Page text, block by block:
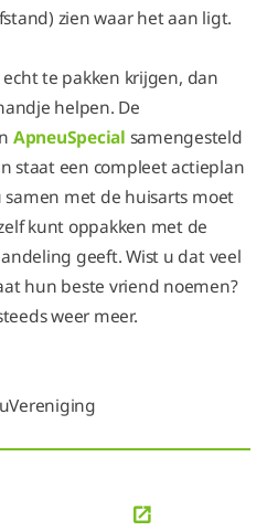
zien waar het aan ligt.
te pakken krijgen, dan
helpen. De
ApneuSpecial samengesteld
staat een compleet actieplan
met de huisarts moet
kunt oppakken met de
geeft. Wist u dat veel
hun beste vriend noemen?
weer meer.